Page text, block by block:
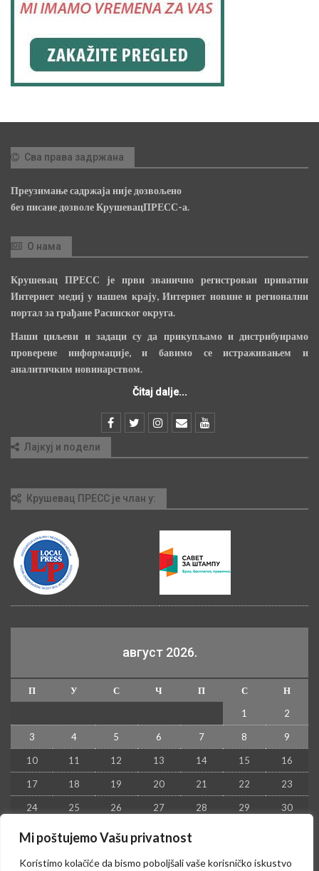
Mi poštujemo Vašu privatnost
Koristimo kolačiće da bismo poboljšali vaše korisničko iskustvo
Сва права задржана
Преузимање садржаја није дозвољено
без писане дозволе КрушевацПРЕСС-а.
О нама
Крушевац ПРЕСС је први званично регистрован приватни
Интернет медиј у нашем крају, Интернет новине и регионални
портал за грађане Расинског округа.
Наши циљеви и задаци су да прикупљамо и дистрибуирамо
проверене информације, и бавимо се истраживањем и
аналитичким новинарством.
Čitaj dalje...
Лајкуј и подели
Крушевац ПРЕСС је члан у:
август 2026.
П У С Ч П С
Н
1
2
3 4 5 6 7 8 9
10 11 12 13 14 15 16
17 18 19 20 21 22 23
24 25 26 27 28 29 30
31